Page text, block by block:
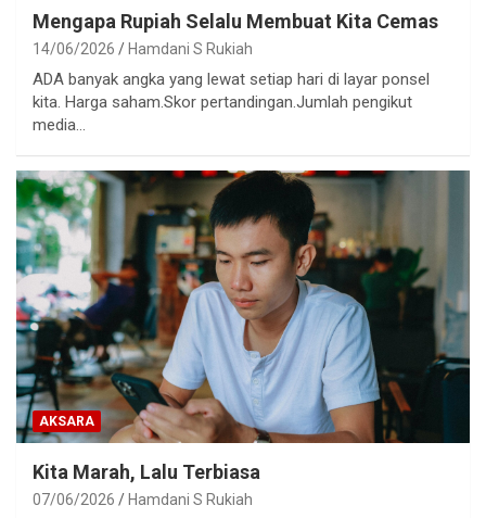
Mengapa Rupiah Selalu Membuat Kita Cemas
14/06/2026 Hamdani S Rukiah
ADA banyak angka yang lewat setiap hari di layar ponsel
kita. Harga saham.Skor pertandingan.Jumlah pengikut
media…
AKSARA
Kita Marah, Lalu Terbiasa
07/06/2026 Hamdani S Rukiah